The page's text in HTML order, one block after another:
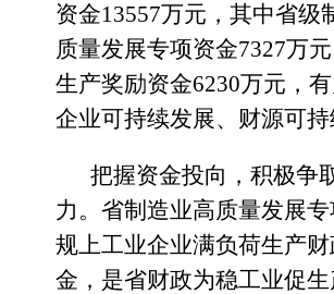
资金13557万元 ，其中省级
质量发展专项资金7327万元
生产奖励资金6230万元，
企业可持续发展、财源可持
把握资金投向， 积极争
力。 省制造业高质量发展专
规上工业企业满负荷生产
金， 是省财政为稳工业促